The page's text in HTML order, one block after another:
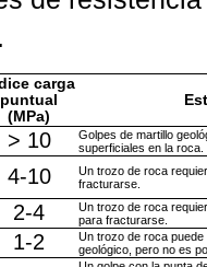
.
carga
puntual
(MPa)
> 10
Golpes de martillo
superficiales en la roca.
4-10
Un trozo de roca
fracturarse.
2-4
Un trozo de roca
para fracturarse.
1-2
Un trozo de roca
geológico, pero no es